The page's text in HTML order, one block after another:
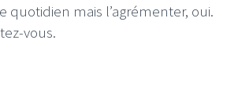
quotidien mais l’agrémenter, oui.
vous.